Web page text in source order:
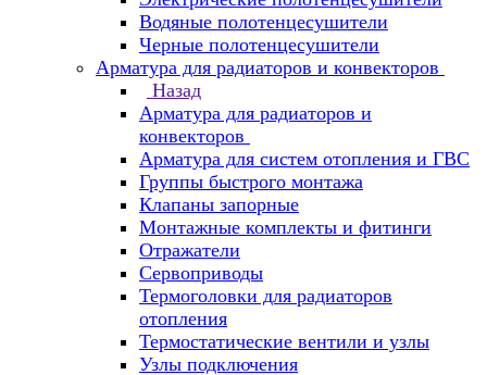
Водяные полотенцесушители
Черные полотенцесушители
Арматура для радиаторов и конвекторов
Назад
Арматура для радиаторов и
конвекторов
Арматура для систем отопления и ГВС
Группы быстрого монтажа
Клапаны запорные
Монтажные комплекты и фитинги
Отражатели
Сервоприводы
Термоголовки для радиаторов
отопления
Термостатические вентили и узлы
Узлы подключения